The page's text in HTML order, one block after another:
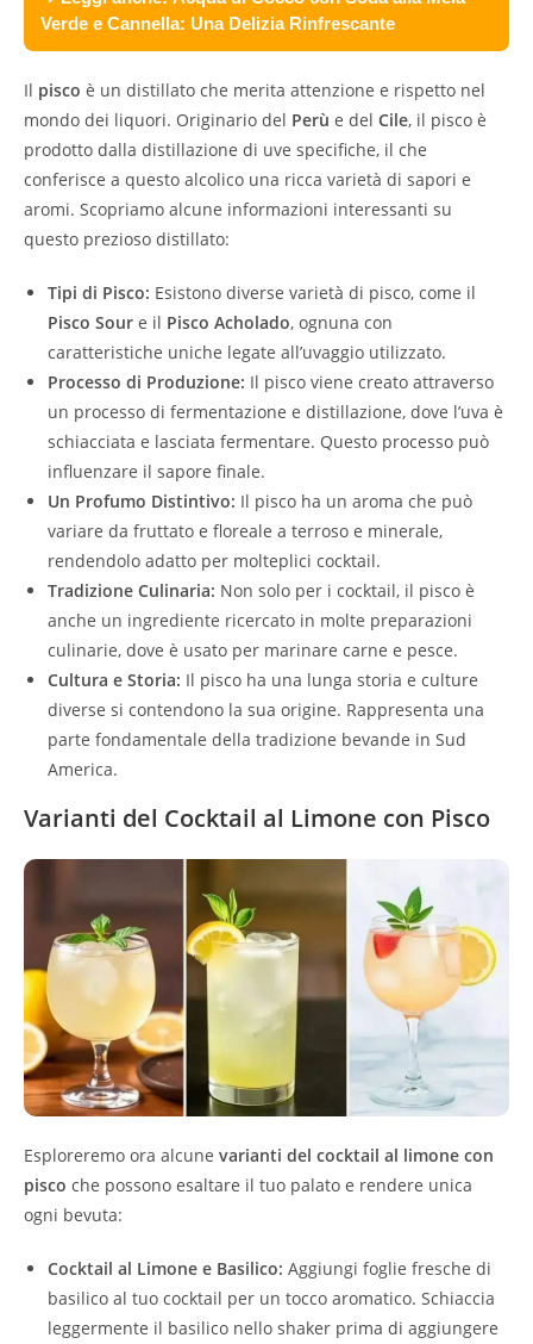
Verde e Cannella: Una Delizia Rinfrescante
Il pisco è un distillato che merita attenzione e rispetto nel
mondo dei liquori. Originario del Perù e del Cile, il pisco è
prodotto dalla distillazione di uve specifiche, il che
conferisce a questo alcolico una ricca varietà di sapori e
aromi. Scopriamo alcune informazioni interessanti su
questo prezioso distillato:
Tipi di Pisco: Esistono diverse varietà di pisco, come il
Pisco Sour e il Pisco Acholado, ognuna con
caratteristiche uniche legate all’uvaggio utilizzato.
Processo di Produzione: Il pisco viene creato attraverso
un processo di fermentazione e distillazione, dove l’uva è
schiacciata e lasciata fermentare. Questo processo può
influenzare il sapore finale.
Un Profumo Distintivo: Il pisco ha un aroma che può
variare da fruttato e floreale a terroso e minerale,
rendendolo adatto per molteplici cocktail.
Tradizione Culinaria: Non solo per i cocktail, il pisco è
anche un ingrediente ricercato in molte preparazioni
culinarie, dove è usato per marinare carne e pesce.
Cultura e Storia: Il pisco ha una lunga storia e culture
diverse si contendono la sua origine. Rappresenta una
parte fondamentale della tradizione bevande in Sud
America.
Varianti del Cocktail al Limone con Pisco
Esploreremo ora alcune varianti del cocktail al limone con
pisco che possono esaltare il tuo palato e rendere unica
ogni bevuta:
Cocktail al Limone e Basilico: Aggiungi foglie fresche di
basilico al tuo cocktail per un tocco aromatico. Schiaccia
leggermente il basilico nello shaker prima di aggiungere